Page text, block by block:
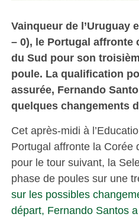
Vainqueur de l’Uruguay
– 0), le Portugal affronte
du Sud pour son
poule. La qualification
assurée, Fernando
quelques changements
Cet après-midi à
Portugal affronte la Corée
pour le tour suivant, la
phase de poules sur une
sur les possibles
départ, Fernando Santos